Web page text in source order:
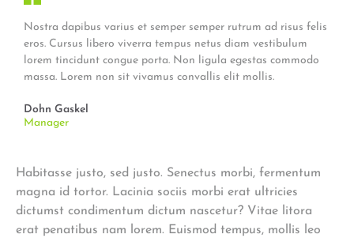
Nostra dapibus varius et semper semper rutrum ad risus felis
eros. Cursus libero viverra tempus netus diam vestibulum
lorem tincidunt congue porta. Non ligula egestas commodo
massa. Lorem non sit vivamus convallis elit mollis.
Dohn Gaskel
Manager
Habitasse justo, sed justo. Senectus morbi, fermentum
magna id tortor. Lacinia sociis morbi erat ultricies
dictumst condimentum dictum nascetur? Vitae litora
erat penatibus nam lorem. Euismod tempus, mollis leo